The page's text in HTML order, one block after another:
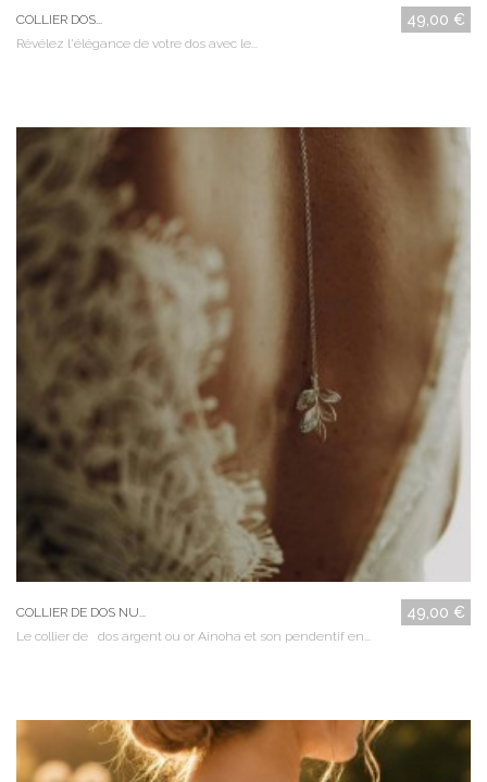
COLLIER DOS... 49,00 €
Révélez l'élégance de votre dos avec le...
COLLIER DE DOS NU... 49,00 €
Le collier de dos argent ou or Ainoha et son pendentif en...